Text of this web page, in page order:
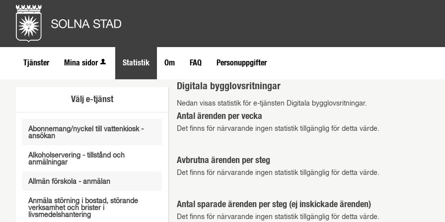
Tjänster Mina sidor Statistik Om FAQ Personuppgifter
Välj e-tjänst
Abonnemang/nyckel till vattenkiosk -
ansökan
Alkoholservering - tillstånd och
anmälningar
Allmän förskola - anmälan
Anmäla störning i bostad, störande
verksamhet och brister i
livsmedelshantering
Digitala bygglovsritningar
Nedan visas statistik för e-tjänsten Digitala bygglovsritningar.
Antal ärenden per vecka
Det finns för närvarande ingen statistik tillgänglig för detta värde.
Avbrutna ärenden per steg
Det finns för närvarande ingen statistik tillgänglig för detta värde.
Antal sparade ärenden per steg (ej inskickade ärenden)
Det finns för närvarande ingen statistik tillgänglig för detta värde.